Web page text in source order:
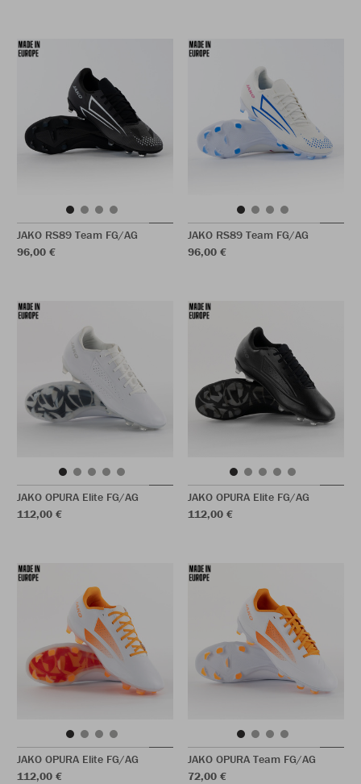
JAKO RS89 Team FG/AG
96,00 €
JAKO RS89 Team FG/AG
96,00 €
JAKO OPURA Elite FG/AG
112,00 €
JAKO OPURA Elite FG/AG
112,00 €
JAKO OPURA Elite FG/AG
112,00 €
JAKO OPURA Team FG/AG
72,00 €